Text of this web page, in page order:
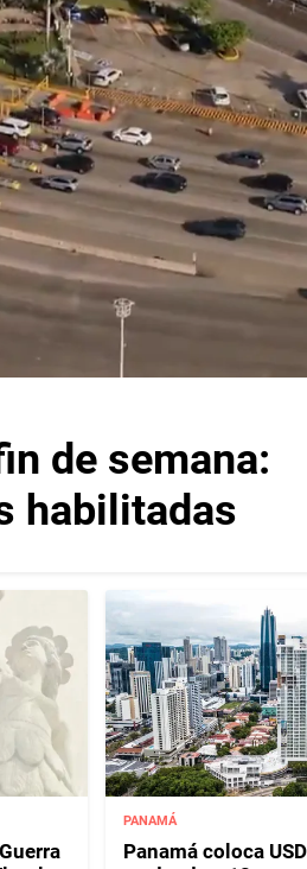
de semana:
habilitadas
PANAMÁ
Panamá coloca